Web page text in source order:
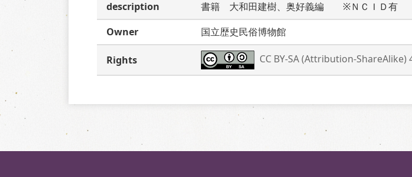
description
書籍　大和田建樹、奥好義編　　※ＮＣＩＤ有
Owner
国立歴史民俗博物館
Rights CC BY-SA (Attribution-ShareAlike)